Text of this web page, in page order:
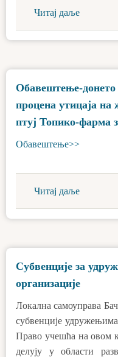
Читај даље
Обавештење-донето
процена утицаја
птуј Топико-фарма
Обавештење>>
Читај даље
Субвенције за
организације
Локална самоуправа
субвенције
Право учешћа на овом
делују у области